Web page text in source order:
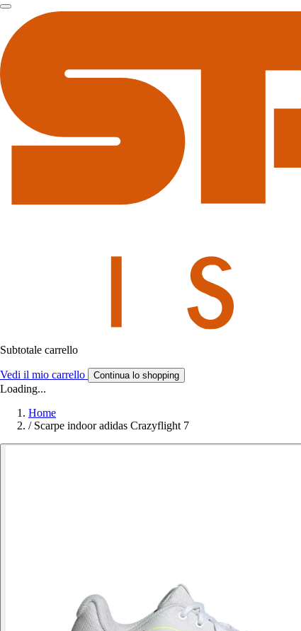
Subtotale carrello
Vedi il mio carrello Continua lo shopping
Loading...
Home
/ Scarpe indoor adidas Crazyflight 7